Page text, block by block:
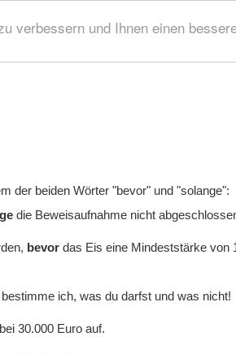
verbessern und Ihnen einen
der beiden Wörter "bevor" und "solange":
die Beweisaufnahme nicht
bevor das Eis eine Mindeststärke von
ich, was du darfst und was nicht!
30.000 Euro auf.